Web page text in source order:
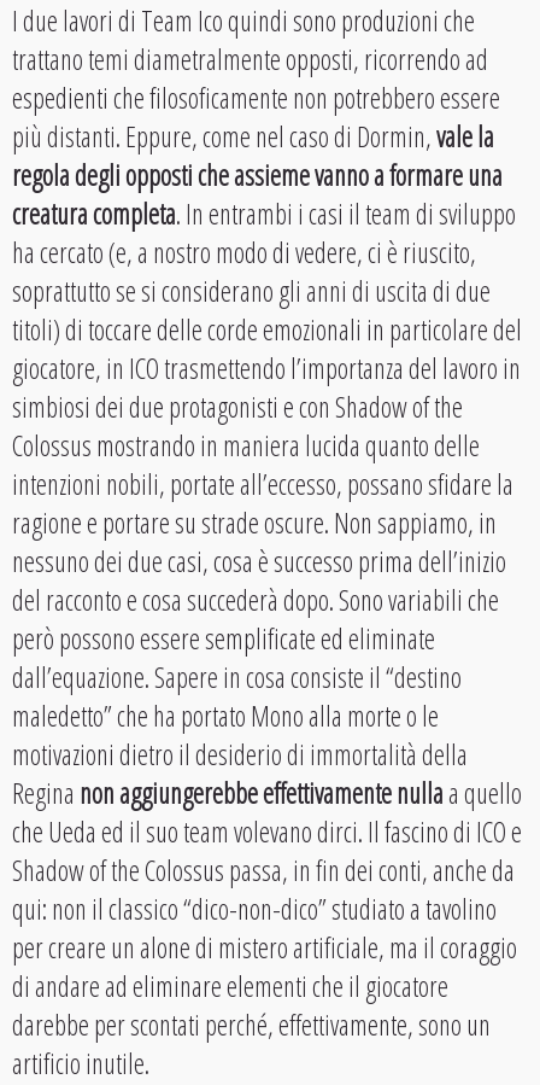
I due lavori di Team Ico quindi sono produzioni che
trattano temi diametralmente opposti, ricorrendo ad
espedienti che filosoficamente non potrebbero essere
più distanti. Eppure, come nel caso di Dormin,vale la
regola degli opposti che assieme vanno a formare una
creatura completa. In entrambi i casi il team di sviluppo
ha cercato (e, a nostro modo di vedere, ci è riuscito,
soprattutto se si considerano gli anni di uscita di due
titoli) di toccare delle corde emozionali in particolare del
giocatore, in ICO trasmettendo l’importanza del lavoro in
simbiosi dei due protagonisti e con Shadow of the
Colossus mostrando in maniera lucida quanto delle
intenzioni nobili, portate all’eccesso, possano sfidare la
ragione e portare su strade oscure. Non sappiamo, in
nessuno dei due casi, cosa è successo prima dell’inizio
del racconto e cosa succederà dopo. Sono variabili che
però possono essere semplificate ed eliminate
dall’equazione. Sapere in cosa consiste il “destino
maledetto” che ha portato Mono alla morte o le
motivazioni dietro il desiderio di immortalità della
Regina non aggiungerebbe effettivamente nullaa quello
che Ueda ed il suo team volevano dirci. Il fascino di ICO e
Shadow of the Colossus passa, in fin dei conti, anche da
qui: non il classico “dico-non-dico” studiato a tavolino
per creare un alone di mistero artificiale, ma il coraggio
di andare ad eliminare elementi che il giocatore
darebbe per scontati perché, effettivamente, sono un
artificio inutile.